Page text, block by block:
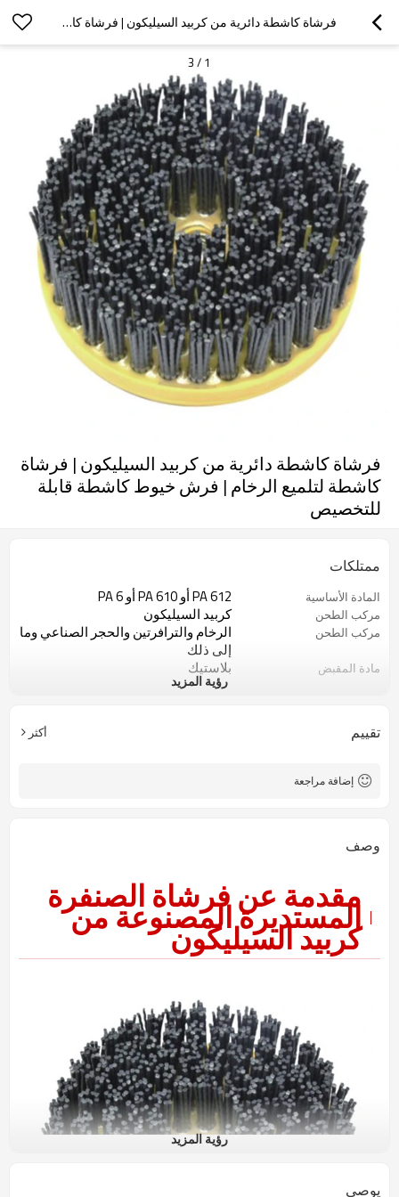
فرشاة كاشطة دائرية من كربيد السيليكون | فرشاة كاشطة لتلميع الرخام | فرش خيوط كاشطة قابلة للتخصيص
1
/
3
فرشاة كاشطة دائرية من كربيد السيليكون | فرشاة
كاشطة لتلميع الرخام | فرش خيوط كاشطة قابلة
للتخصيص
ممتلكات
المادة الأساسية PA 612 أو PA 610 أو PA 6
مركب الطحن كربيد السيليكون
مركب الطحن
الرخام والترافرتين والحجر الصناعي وما
إلى ذلك
مادة المقبض بلاستيك
6,500
كثافة الشعيرات
تشطيب السطح
رؤية المزيد
تقييم أكثر
إضافة مراجعة
وصف
مقدمة عن فرشاة الصنفرة
المستديرة المصنوعة من
كربيد السيليكون
رؤية المزيد
يوصي